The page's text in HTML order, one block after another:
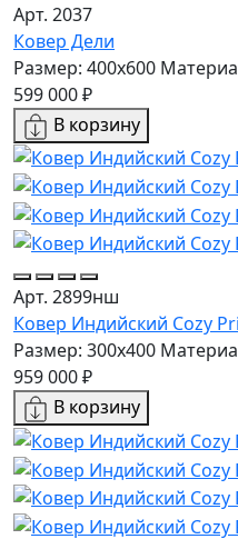
Арт. 2037
Ковер Дели
Размер: 400x600
599 000 ₽
В корзину
Арт. 2899нш
Ковер Индийский Cozy
Размер: 300x400
959 000 ₽
В корзину